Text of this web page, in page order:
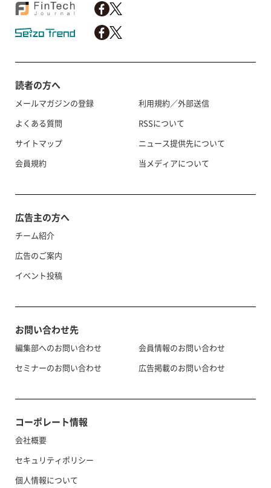
読者の方へ
メールマガジンの登録
よくある質問
サイトマップ
会員規約
利用規約／外部送信
RSSについて
ニュース提供先について
当メディアについて
広告主の方へ
チーム紹介
広告のご案内
イベント投稿
お問い合わせ先
編集部へのお問い合わせ
セミナーのお問い合わせ
会員情報のお問い合わせ
広告掲載のお問い合わせ
コーポレート情報
会社概要
セキュリティポリシー
個人情報について